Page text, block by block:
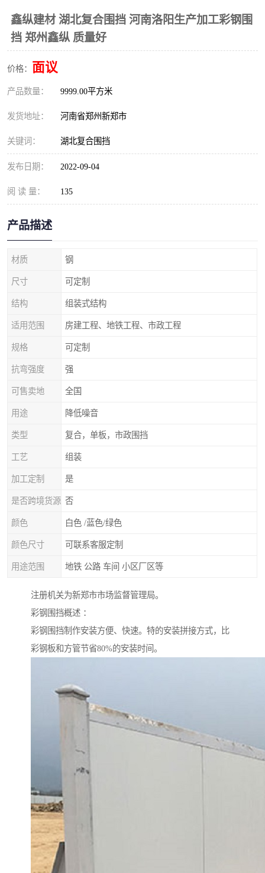
鑫纵建材 湖北复合围挡 河南洛阳生产加工彩钢围
挡 郑州鑫纵 质量好
价格： 面议
产品数量： 9999.00平方米
发货地址： 河南省郑州新郑市
关键词： 湖北复合围挡
发布日期： 2022-09-04
阅 读 量： 135
产品描述
材质 钢
尺寸 可定制
结构 组装式结构
适用范围 房建工程、地铁工程、市政工程
规格 可定制
抗弯强度 强
可售卖地 全国
用途 降低噪音
类型 复合，单板，市政围挡
工艺 组装
加工定制 是
是否跨境货源 否
颜色 白色 /蓝色/绿色
颜色尺寸 可联系客服定制
用途范围 地铁 公路 车间 小区厂区等
注册机关为新郑市市场监督管理局。
彩钢围挡概述 ：
彩钢围挡制作安装方便、快速。特的安装拼接方式，比
彩钢板和方管节省80%的安装时间。